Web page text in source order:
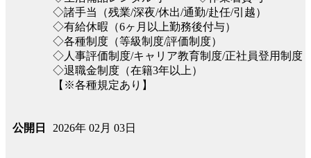
◇諸手当（残業/深夜/休出/通勤/赴任/引越）
◇有給休暇（6ヶ月以上勤務後付与）
◇各種制度（等級制度/評価制度）
◇人事評価制度/キャリア教育制度/正社員登用制度
◇退職金制度（在籍3年以上）
【※各種規定あり】
公開日 2026年 02月 03日